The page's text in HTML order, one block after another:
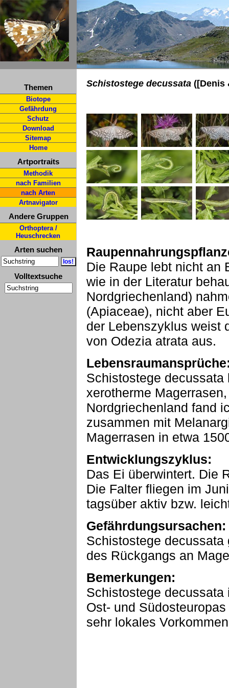
Themen
Biotope
Gefährdung
Schutz
Download
Sitemap
Home
Artportraits
Methodik
nach Familien
nach Arten
Artnavigator
Andere Gruppen
Orthoptera /
Heuschrecken
Arten suchen
Volltextsuche
Schistostege decussata ([Denis
Die Raupe lebt nicht an
wie in der Literatur
Nordgriechenland)
(Apiaceae), nicht aber
der Lebenszyklus weist
von Odezia atrata aus.
Schistostege
xerotherme
Nordgriechenland fand
zusammen mit
Magerrasen in etwa
Entwicklungszyklus:
Das Ei überwintert. Die
Die Falter fliegen im
tagsüber aktiv bzw.
Gefährdungsursachen:
Schistostege
des Rückgangs an
Bemerkungen:
Schistostege decussata
Ost- und
sehr lokales